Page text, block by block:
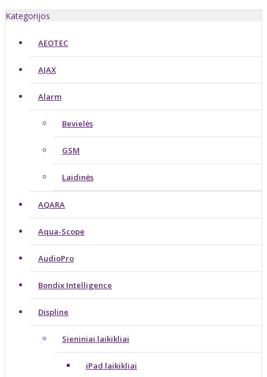
Kategorijos
AEOTEC
AJAX
Alarm
Bevielės
GSM
Laidinės
AQARA
Aqua-Scope
AudioPro
Bondix Intelligence
Displine
Sieniniai laikikliai
iPad laikikliai